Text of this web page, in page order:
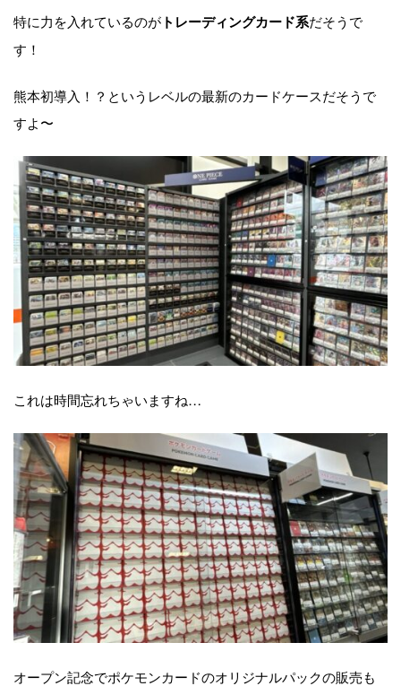
特に力を入れているのが トレーディングカード系だそうで
す！
熊本初導入！？というレベルの最新のカードケースだそうで
すよ〜
これは時間忘れちゃいますね…
オープン記念でポケモンカードのオリジナルパックの販売も